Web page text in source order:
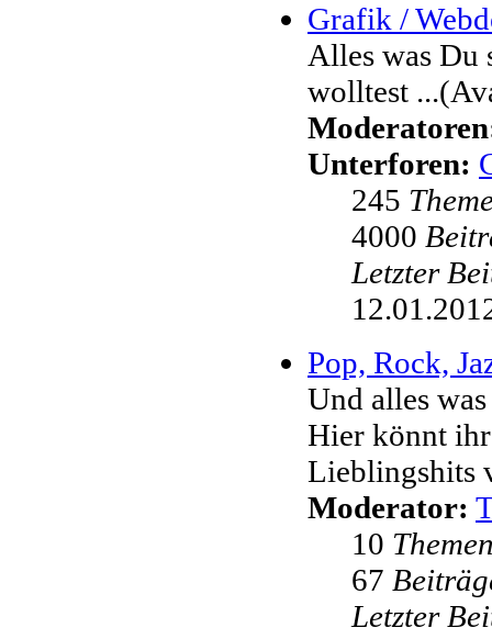
Grafik /
Alles was Du
wolltest
Unterforen:
245
4000
Letzter
Pop, Rock,
Und alles
Hier könnt
Lieblingshits
Moderator:
10
67
Letzter